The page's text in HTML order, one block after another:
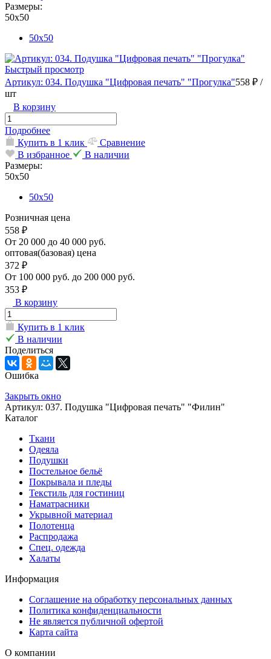
Размеры:
50х50
50х50
Быстрый просмотр
Артикул: 034. Подушка "Цифровая печать" "Прогулка"558 ₽ /
шт
В корзину
Подробнее
Купить в 1 клик
Сравнение
В избранное
В наличии
Размеры:
50х50
50х50
Розничная цена
558 ₽
От 20 000 до 40 000 руб.
оптовая(базовая) цена
372 ₽
От 100 000 руб. до 200 000 руб.
353 ₽
В корзину
Купить в 1 клик
В наличии
Поделиться
Ошибка
Закрыть окно
Артикул: 037. Подушка "Цифровая печать" "Филин"
Каталог
Ткани
Одеяла
Подушки
Постельное бельё
Покрывала и пледы
Текстиль для гостиниц
Наматрасники
Укрывной материал
Полотенца
Распродажа
Спец. одежда
Халаты
Информация
Соглашение на обработку персональных данных
Политика конфиденциальности
Не является публичной офертой
Карта сайта
О компании